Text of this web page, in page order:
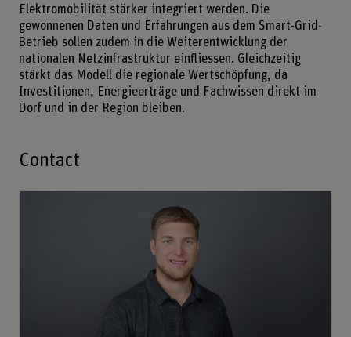
Elektromobilität stärker integriert werden. Die
gewonnenen Daten und Erfahrungen aus dem Smart-Grid-
Betrieb sollen zudem in die Weiterentwicklung der
nationalen Netzinfrastruktur einfliessen. Gleichzeitig
stärkt das Modell die regionale Wertschöpfung, da
Investitionen, Energieerträge und Fachwissen direkt im
Dorf und in der Region bleiben.
Contact